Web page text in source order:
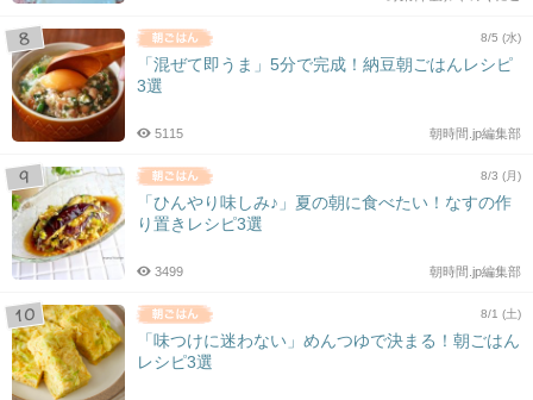
8/5 (水)
「混ぜて即うま」5分で完成！納豆朝ごはんレシピ
3選
朝時間.jp編集部
5115
8/3 (月)
「ひんやり味しみ♪」夏の朝に食べたい！なすの作
り置きレシピ3選
朝時間.jp編集部
3499
8/1 (土)
「味つけに迷わない」めんつゆで決まる！朝ごはん
レシピ3選